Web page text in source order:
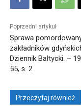
Poprzedni artykuł
Sprawa
zakładników
Dziennik Bałtycki. –
55, s. 2
Przeczytaj również